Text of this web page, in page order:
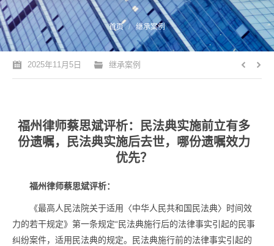
您的位置： 首页 继承案例
2025年11月5日 继承案例
福州律师蔡思斌评析：民法典实施前立有多
份遗嘱，民法典实施后去世，哪份遗嘱效力
优先？
福州律师蔡思斌评析：
《最高人民法院关于适用〈中华人民共和国民法典〉时间效
力的若干规定》第一条规定“民法典施行后的法律事实引起的民事
纠纷案件，适用民法典的规定。民法典施行前的法律事实引起的